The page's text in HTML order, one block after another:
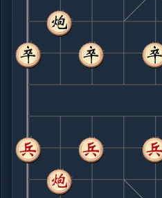
5. 兵三进一
红+7
.....砲８进４
6. 马三进四
红+3
.....马８进９
红+6
7. 兵三进一
黑+75
8. 兵三平二
黑+417
.....车２进５
黑+466
9. 马四退三
黑+370
.....砲５平７
10. 炮八平九
黑+82